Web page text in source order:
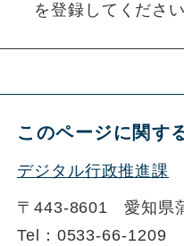
を登録してください
このページに関す
デジタル行政推進課
〒443-8601
愛知県
Tel：0533-66-1209